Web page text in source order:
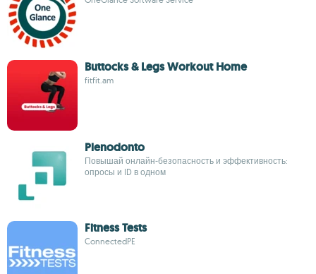
Buttocks & Legs Workout Home
fitfit.am
Plenodonto
Повышай онлайн‑безопасность и эффективность:
опросы и ID в одном
Fitness Tests
ConnectedPE